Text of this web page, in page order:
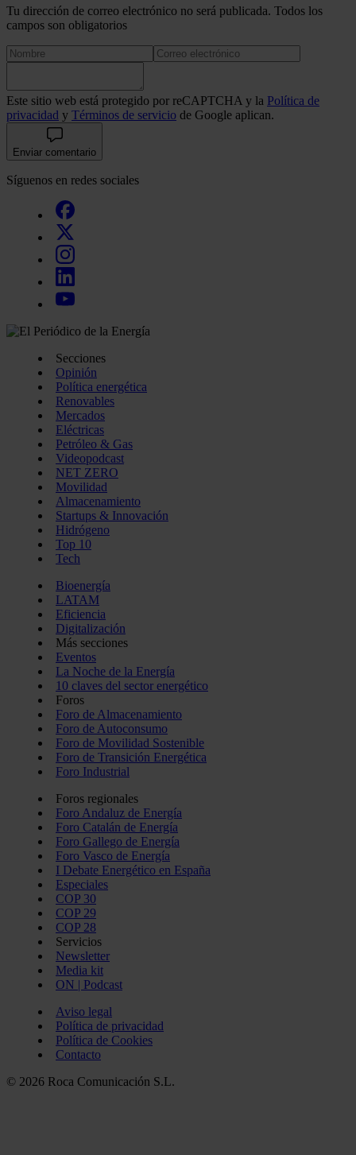
Tu dirección de correo electrónico no será publicada. Todos los
campos son obligatorios
Este sitio web está protegido por reCAPTCHA y la Política de
privacidad y Términos de servicio de Google aplican.
Enviar comentario
Síguenos en redes sociales
Secciones
Opinión
Política energética
Renovables
Mercados
Eléctricas
Petróleo & Gas
Videopodcast
NET ZERO
Movilidad
Almacenamiento
Startups & Innovación
Hidrógeno
Top 10
Tech
Bioenergía
LATAM
Eficiencia
Digitalización
Más secciones
Eventos
La Noche de la Energía
10 claves del sector energético
Foros
Foro de Almacenamiento
Foro de Autoconsumo
Foro de Movilidad Sostenible
Foro de Transición Energética
Foro Industrial
Foros regionales
Foro Andaluz de Energía
Foro Catalán de Energía
Foro Gallego de Energía
Foro Vasco de Energía
I Debate Energético en España
Especiales
COP 30
COP 29
COP 28
Servicios
Newsletter
Media kit
ON | Podcast
Aviso legal
Política de privacidad
Política de Cookies
Contacto
© 2026 Roca Comunicación S.L.